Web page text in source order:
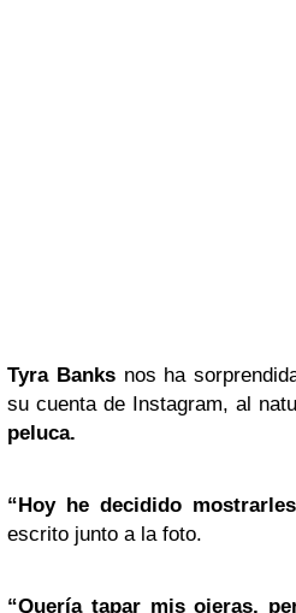
Tyra Banks nos ha
su cuenta de Instagram, al
peluca.
“Hoy he decidido
escrito junto a la foto.
“Quería tapar mis ojeras,